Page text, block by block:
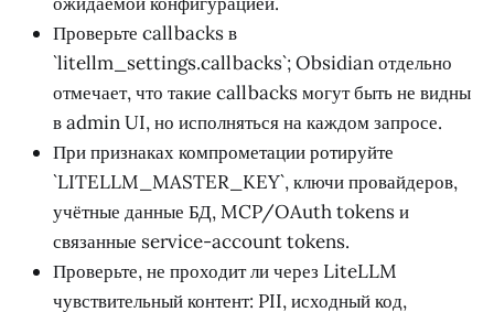
Проверьте callbacks в
`litellm_settings.callbacks`; Obsidian отдельно
отмечает, что такие callbacks могут быть не видны
в admin UI, но исполняться на каждом запросе.
При признаках компрометации ротируйте
`LITELLM_MASTER_KEY`, ключи провайдеров,
учётные данные БД, MCP/OAuth tokens и
связанные service-account tokens.
Проверьте, не проходит ли через LiteLLM
чувствительный контент: PII, исходный код,